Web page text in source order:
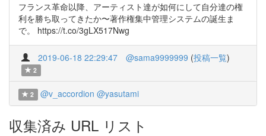
フランス革命以降、アーティスト達が如何にして自分達の権
利を勝ち取ってきたか〜著作権集中管理システムの誕生ま
で。 https://t.co/3gLX517Nwg
2019-06-18 22:29:47 @sama9999999 (投稿一覧)
2
2 @v_accordion @yasutami
収集済み URL リスト